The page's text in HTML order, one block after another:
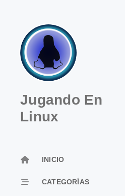
Jugando En
Linux
INICIO
CATEGORÍAS